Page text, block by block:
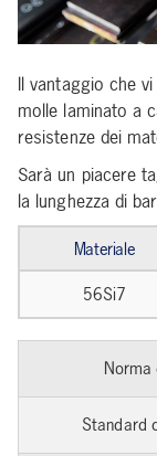
Il vantaggio che
molle laminato a
resistenze dei
Sarà un piacere
la lunghezza di
Materiale
56Si7
Norma
Standard